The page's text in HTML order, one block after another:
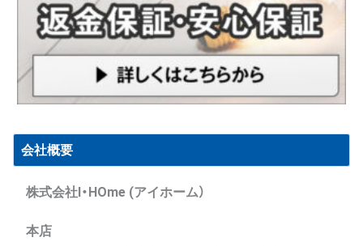
会社概要
株式会社I・HOme (アイホーム）
本店